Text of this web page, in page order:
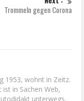
Trommeln gegen Corona
1953, wohnt in Zeitz.
ist in Sachen Web,
unterwegs.